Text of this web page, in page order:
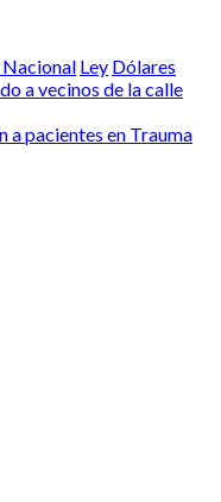
Ley Dólares
a vecinos de la calle
a pacientes en Trauma